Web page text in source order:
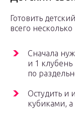
Готовить
всего
Сначала
и 1 клубень
по
Остудить и
кубиками, а